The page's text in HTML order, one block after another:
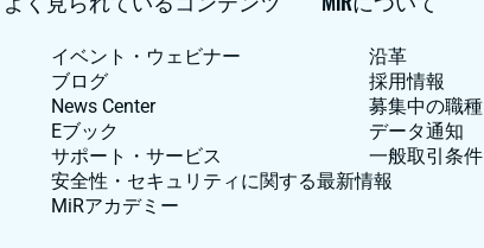
イベント・ウェビナー
ブログ
News Center
Eブック
サポート・サービス
安全性・セキュリティに関する最新情報
MiRアカデミー
沿革
採用情報
募集中の職種
データ通知
一般取引条件